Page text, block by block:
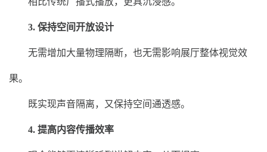
3. 保持空间开放设计
无需增加大量物理隔断，也无需影响展厅整体视觉效
果。
既实现声音隔离，又保持空间通透感。
4. 提高内容传播效率